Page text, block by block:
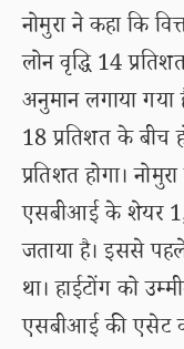
नोमुरा ने कहा कि
लोन वृद्धि 14
अनुमान लगाया गया
18 प्रतिशत के बीच
प्रतिशत होगा।
एसबीआई के शेयर
जताया है। इससे
था। हाईटोंग को
एसबीआई की एसेट